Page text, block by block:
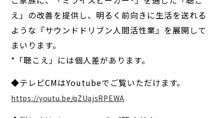
え」の改善を提供し、明るく前向きに生活を送れる
ような『サウンドドリブン人間活性業』を展開して
まいります。
*「聴こえ」には個人差があります。
◆テレビCMはYoutubeでご覧いただけます。
https://youtu.be/qZUajsRPEWA